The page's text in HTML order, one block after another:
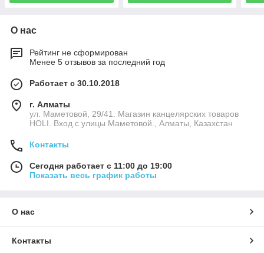
О нас
Рейтинг не сформирован
Менее 5 отзывов за последний год
Работает с 30.10.2018
г. Алматы
ул. Маметовой, 29/41. Магазин канцелярских товаров
HOLI. Вход с улицы Маметовой., Алматы, Казахстан
Контакты
Сегодня работает с 11:00 до 19:00
Показать весь график работы
О нас
Контакты